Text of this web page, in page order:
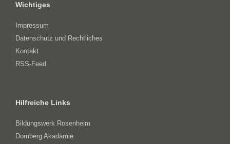
Wichtiges
Impressum
Datenschutz und Rechtliches
Kontakt
RSS-Feed
Hilfreiche Links
Bildungswerk Rosenheim
Domberg Akadamie